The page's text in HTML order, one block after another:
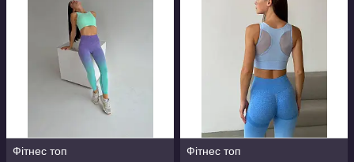
Фітнес топ
Фітнес топ